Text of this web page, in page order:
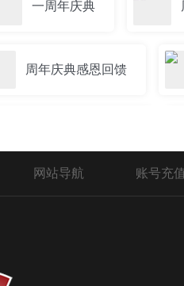
一周年庆典
周年庆典感恩回馈
八周年庆典
网站导航 账号充